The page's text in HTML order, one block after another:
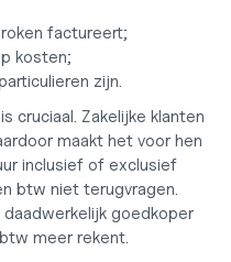
factureert;
kosten;
zijn.
cruciaal. Zakelijke klanten
maakt het voor hen
inclusief of exclusief
btw niet terugvragen.
goedkoper
meer rekent.